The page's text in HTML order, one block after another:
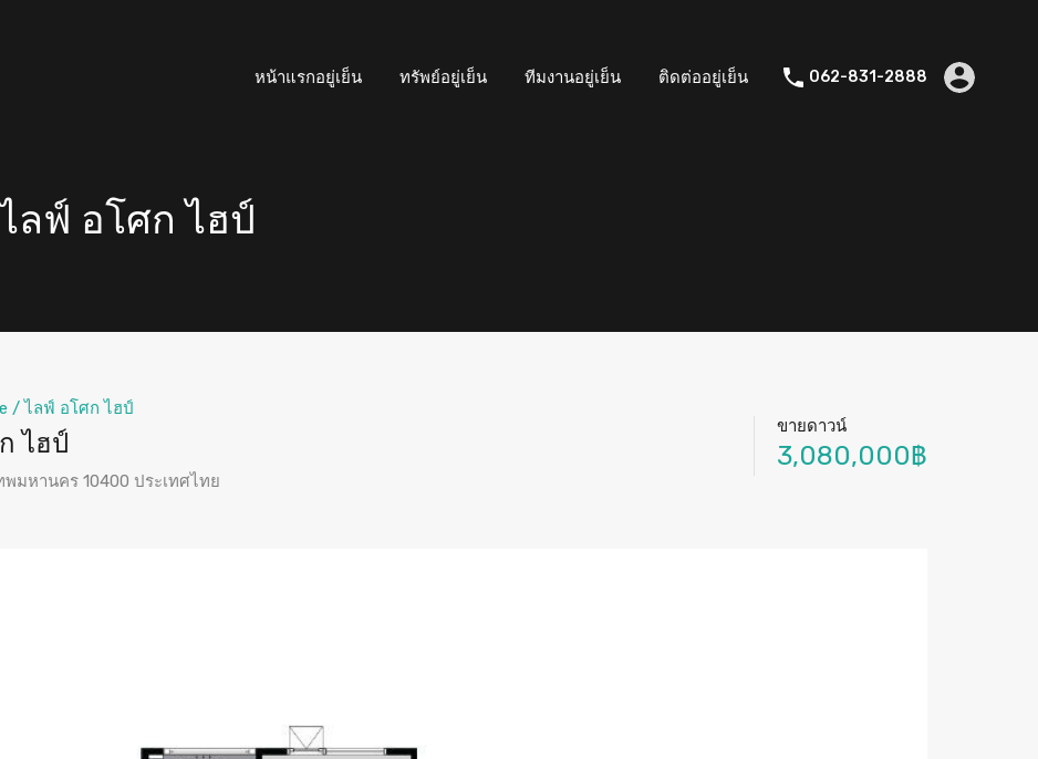
หน้าแรกอยู่เย็น ทรัพย์อยู่เย็น ทีมงานอยู่เย็น ติดต่ออยู่เย็น 062-831-2888
ลฟ์ อโศก ไฮป์
/ ไลฟ์ อโศก ไฮป์
ไฮป์
พมหานคร 10400 ประเทศไทย
ขายดาวน์
3,080,000฿